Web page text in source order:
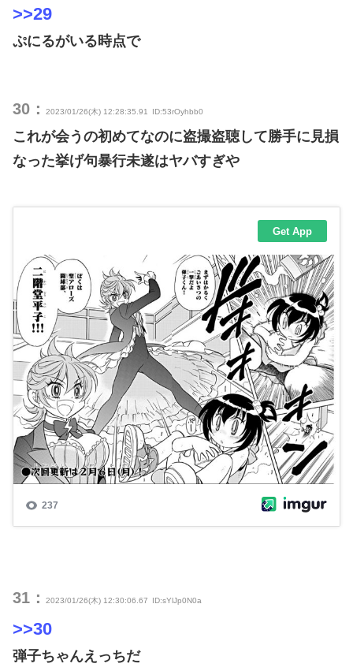
>>29
ぷにるがいる時点で
30： 2023/01/26(木) 12:28:35.91 ID:53rOyhbb0
これが会うの初めてなのに盗撮盗聴して勝手に見損
なった挙げ句暴行未遂はヤバすぎや
31： 2023/01/26(木) 12:30:06.67 ID:sYlJp0N0a
>>30
弾子ちゃんえっちだ